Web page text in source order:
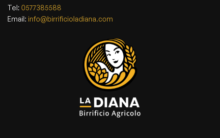
Tel: 0577385588
Email: info@birrificioladiana.com